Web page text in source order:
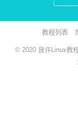
教程列表
© 2020 良许Linux教